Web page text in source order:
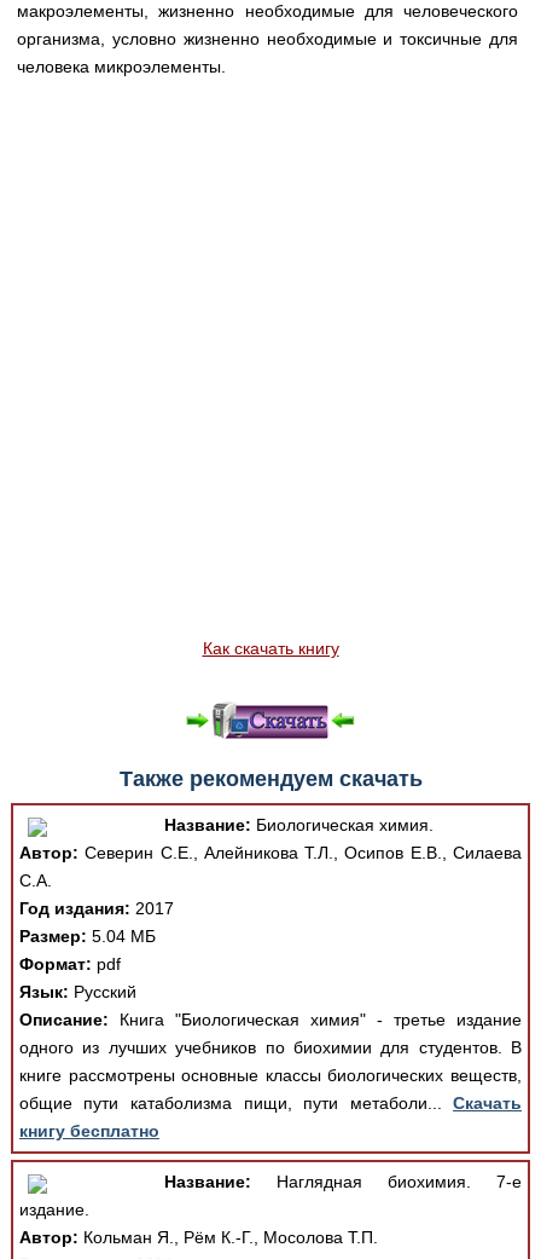
макроэлементы, жизненно необходимые для человеческого
организма, условно жизненно необходимые и токсичные для
человека микроэлементы.
Как скачать книгу
Также рекомендуем скачать
Название: Биологическая химия.
Автор: Северин С.Е., Алейникова Т.Л., Осипов Е.В., Силаева
С.А.
Год издания: 2017
Размер: 5.04 МБ
Формат: pdf
Язык: Русский
Описание: Книга "Биологическая химия" - третье издание
одного из лучших учебников по биохимии для студентов. В
книге рассмотрены основные классы биологических веществ,
общие пути катаболизма пищи, пути метаболи...Скачать
книгу бесплатно
Название: Наглядная биохимия. 7-е
издание.
Автор: Кольман Я., Рём К.-Г., Мосолова Т.П.